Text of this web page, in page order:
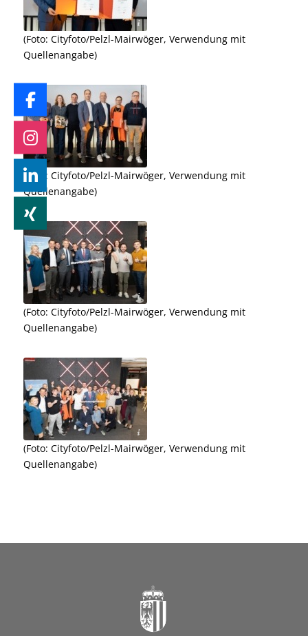
Verwendung mit Quellenangabe
(Foto: Cityfoto/Pelzl-Mairwöger, Verwendung mit
Quellenangabe)
Verwendung mit Quellenangabe
(Foto: Cityfoto/Pelzl-Mairwöger, Verwendung mit
Quellenangabe)
Verwendung mit Quellenangabe
(Foto: Cityfoto/Pelzl-Mairwöger, Verwendung mit
Quellenangabe)
Verwendung mit Quellenangabe
(Foto: Cityfoto/Pelzl-Mairwöger, Verwendung mit
Quellenangabe)